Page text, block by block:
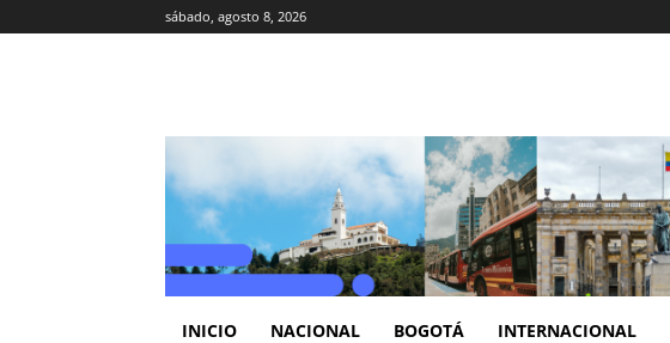
sábado, agosto 8, 2026
INICIO NACIONAL BOGOTÁ INTERNACIONAL